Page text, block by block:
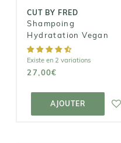
CUT BY FRED
Shampoing
Hydratation Vegan
Existe en 2 variations
27,00€
AJOUTER
AJOUTER AU
PANIER